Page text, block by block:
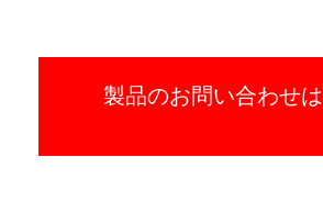
製品のお問い合わせは